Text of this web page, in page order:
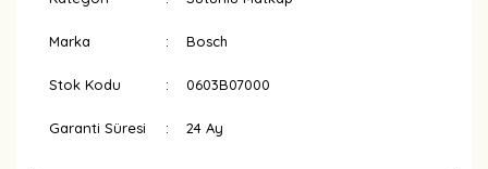
Marka Bosch
Stok Kodu 0603B07000
Garanti Süresi 24 Ay